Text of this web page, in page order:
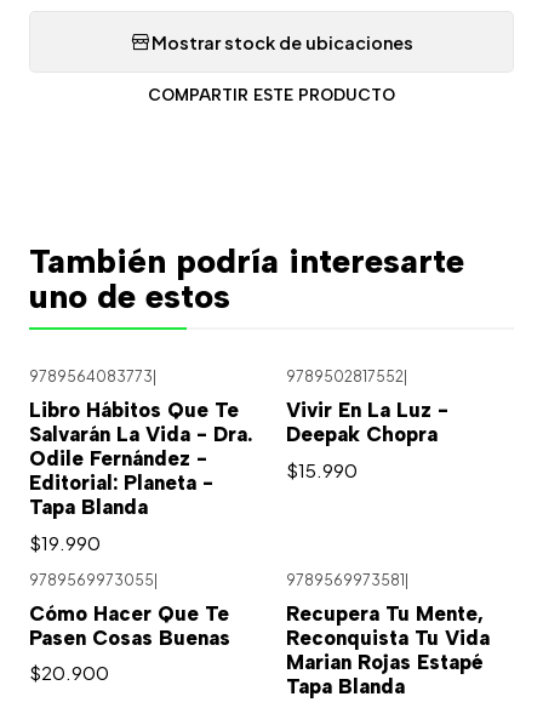
Mostrar stock de ubicaciones
COMPARTIR ESTE PRODUCTO
También podría interesarte
uno de estos
9789564083773
Libro Hábitos Que Te
Salvarán La Vida - Dra.
Odile Fernández -
Editorial: Planeta -
Tapa Blanda
$19.990
9789502817552
Vivir En La Luz -
Deepak Chopra
$15.990
9789569973055|
Cómo Hacer Que Te
Pasen Cosas Buenas
$20.900
9789569973581|
Recupera Tu Mente,
Reconquista Tu Vida
Marian Rojas Estapé
Tapa Blanda